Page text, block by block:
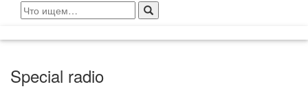
Search
for:
Special radio